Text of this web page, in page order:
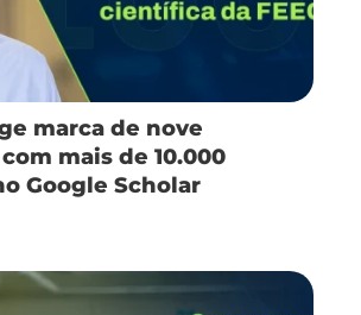
marca de nove
mais de 10.000
Google Scholar